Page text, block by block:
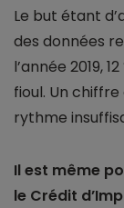
Le but étant
des données
l’année 2019,
fioul. Un
rythme
Il est même
le Crédit